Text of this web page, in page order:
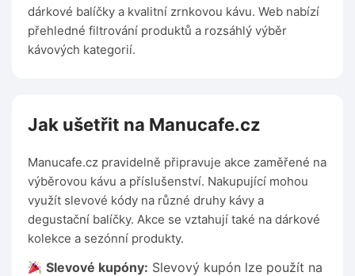
dárkové balíčky a kvalitní zrnkovou kávu. Web nabízí
přehledné filtrování produktů a rozsáhlý výběr
kávových kategorií.
Jak ušetřit na Manucafe.cz
Manucafe.cz pravidelně připravuje akce zaměřené na
výběrovou kávu a příslušenství. Nakupující mohou
využít slevové kódy na různé druhy kávy a
degustační balíčky. Akce se vztahují také na dárkové
kolekce a sezónní produkty.
Slevové kupóny: Slevový kupón lze použít na